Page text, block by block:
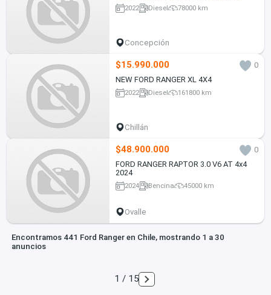
2022 Diesel 78000 km
Concepción
$15.990.000
0
NEW FORD RANGER XL 4X4
2022 Diesel 161800 km
Chillán
$48.900.000
0
FORD RANGER RAPTOR 3.0 V6 AT 4x4
2024
2024 Bencina 45000 km
Ovalle
Encontramos 441 Ford Ranger en Chile, mostrando 1 a 30
anuncios
1 / 15